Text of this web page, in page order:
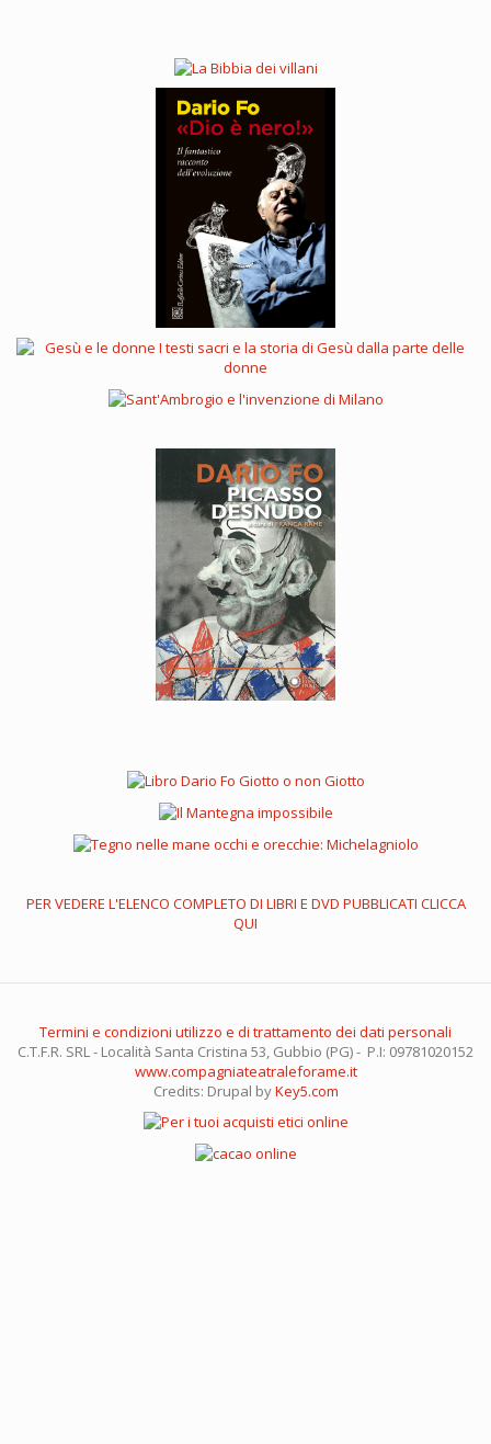
PER VEDERE L'ELENCO COMPLETO DI LIBRI E DVD PUBBLICATI CLICCA
QUI
Termini e condizioni utilizzo e di trattamento dei dati personali
C.T.F.R. SRL - Località Santa Cristina 53, Gubbio (PG) - P.I: 09781020152
www.compagniateatraleforame.it
Credits: Drupal byKey5.com